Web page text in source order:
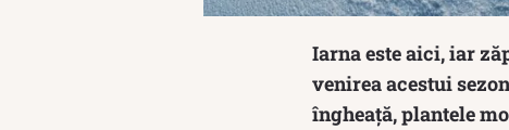
Iarna este aici, iar
venirea acestui
îngheață, plantele